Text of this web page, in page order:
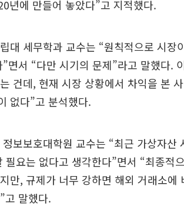
년에 만들어 놓았다”고 지적했다.
대 세무학과 교수는 “원칙적으로 시장
면서 “다만 시기의 문제”라고 말했다.
건데, 현재 시장 상황에서 차익을 본
없다”고 분석했다.
보보호대학원 교수는 “최근 가상자산
필요는 없다고 생각한다”면서 “최종적
만, 규제가 너무 강하면 해외 거래소
고 말했다.